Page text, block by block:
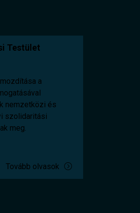
Testület
a
nemzetközi és
szolidaritási
meg.
Tovább olvasok